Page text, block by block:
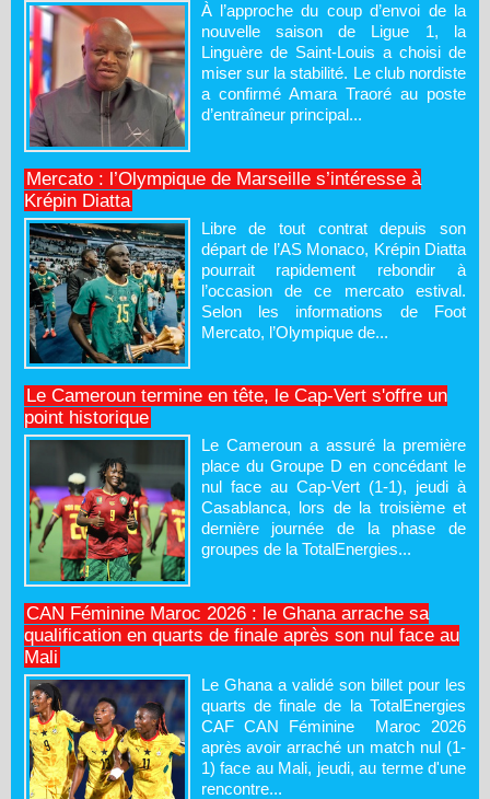
À l’approche du coup d’envoi de la
nouvelle saison de Ligue 1, la
Linguère de Saint-Louis a choisi de
miser sur la stabilité. Le club nordiste
a confirmé Amara Traoré au poste
d’entraîneur principal...
Mercato : l’Olympique de Marseille s’intéresse à
Krépin Diatta
Libre de tout contrat depuis son
départ de l’AS Monaco, Krépin Diatta
pourrait rapidement rebondir à
l’occasion de ce mercato estival.
Selon les informations de Foot
Mercato, l’Olympique de...
Le Cameroun termine en tête, le Cap-Vert s'offre un
point historique
Le Cameroun a assuré la première
place du Groupe D en concédant le
nul face au Cap-Vert (1-1), jeudi à
Casablanca, lors de la troisième et
dernière journée de la phase de
groupes de la TotalEnergies...
CAN Féminine Maroc 2026 : le Ghana arrache sa
qualification en quarts de finale après son nul face au
Mali
Le Ghana a validé son billet pour les
quarts de finale de la TotalEnergies
CAF CAN Féminine Maroc 2026
après avoir arraché un match nul (1-
1) face au Mali, jeudi, au terme d'une
rencontre...